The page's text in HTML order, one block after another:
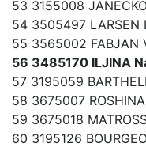
53 3155008
54 3505497 LARSEN
55 3565002 FABJAN
56 3485170 ILJINA
57 3195059
58 3675007
59 3675018
60 3195126